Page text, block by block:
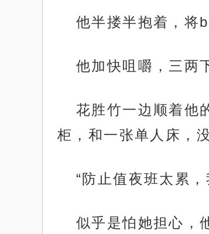
他半搂半抱着，将
他加快咀嚼，三两
花胜竹一边顺着他
柜，和一张单人床，
“防止值夜班太累
似乎是怕她担心，